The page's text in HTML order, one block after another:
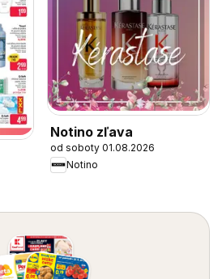
Notino zľava
od soboty 01.08.2026
Notino